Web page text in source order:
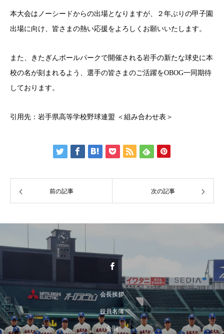
本大会はノーシードからの出場となりますが、２年ぶりの甲子園
出場に向け、皆さまの熱い応援をよろしくお願いいたします。
また、きたぎんボールパークで開催される岩手の新たな球史に本
校の名が刻まれるよう、選手の皆さまのご活躍をOBOG一同期待
しております。
引用先：岩手県高等学校野球連盟 ＜ 組み合わせ表 ＞
前の記事 次の記事
会長挨拶
役員名簿
会則